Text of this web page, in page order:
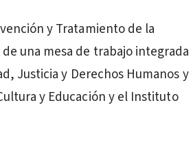
y Tratamiento de la
una mesa de trabajo integrada
Justicia y Derechos Humanos y
y Educación y el Instituto